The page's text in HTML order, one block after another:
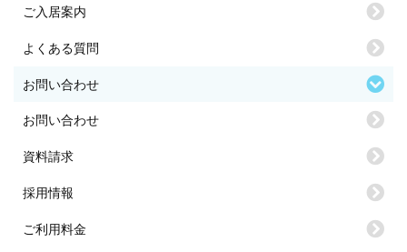
ご入居案内
よくある質問
お問い合わせ
お問い合わせ
資料請求
採用情報
ご利用料金